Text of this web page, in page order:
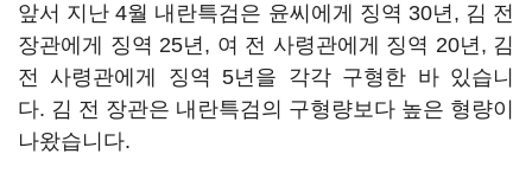
앞서 지난 4월 내란특검은 윤씨에게 징역 30년, 김 전
장관에게 징역 25년, 여 전 사령관에게 징역 20년, 김
전 사령관에게 징역 5년을 각각 구형한 바 있습니
다. 김 전 장관은 내란특검의 구형량보다 높은 형량이
나왔습니다.